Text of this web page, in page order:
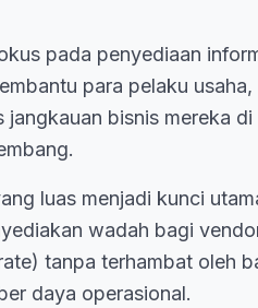
pada penyediaan
para pelaku
bisnis mereka
luas menjadi kunci
wadah bagi
tanpa terhambat oleh
daya operasional.